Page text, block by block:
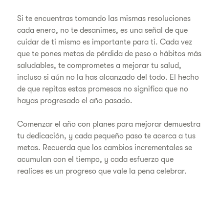
Si te encuentras tomando las mismas resoluciones
cada enero, no te desanimes, es una señal de que
cuidar de ti mismo es importante para ti. Cada vez
que te pones metas de pérdida de peso o hábitos más
saludables, te comprometes a mejorar tu salud,
incluso si aún no la has alcanzado del todo. El hecho
de que repitas estas promesas no significa que no
hayas progresado el año pasado.
Comenzar el año con planes para mejorar demuestra
tu dedicación, y cada pequeño paso te acerca a tus
metas. Recuerda que los cambios incrementales se
acumulan con el tiempo, y cada esfuerzo que
realices es un progreso que vale la pena celebrar.